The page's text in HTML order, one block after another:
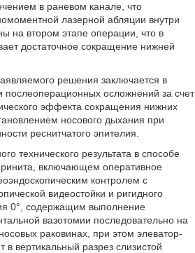
в раневом канале, что
лазерной абляции внутри
на втором этапе операции, что в
достаточное сокращение нижней
решения заключается в
послеоперационных осложнений за счет
эффекта сокращения нижних
носового дыхания при
реснитчатого эпителия.
технического результата в способе
ринита, включающем оперативное
контролем с
видеостойки и ригидного
0°, содержащим выполнение
вазотомии последовательно на
раковинах, при этом элеватор-
в вертикальный разрез слизистой